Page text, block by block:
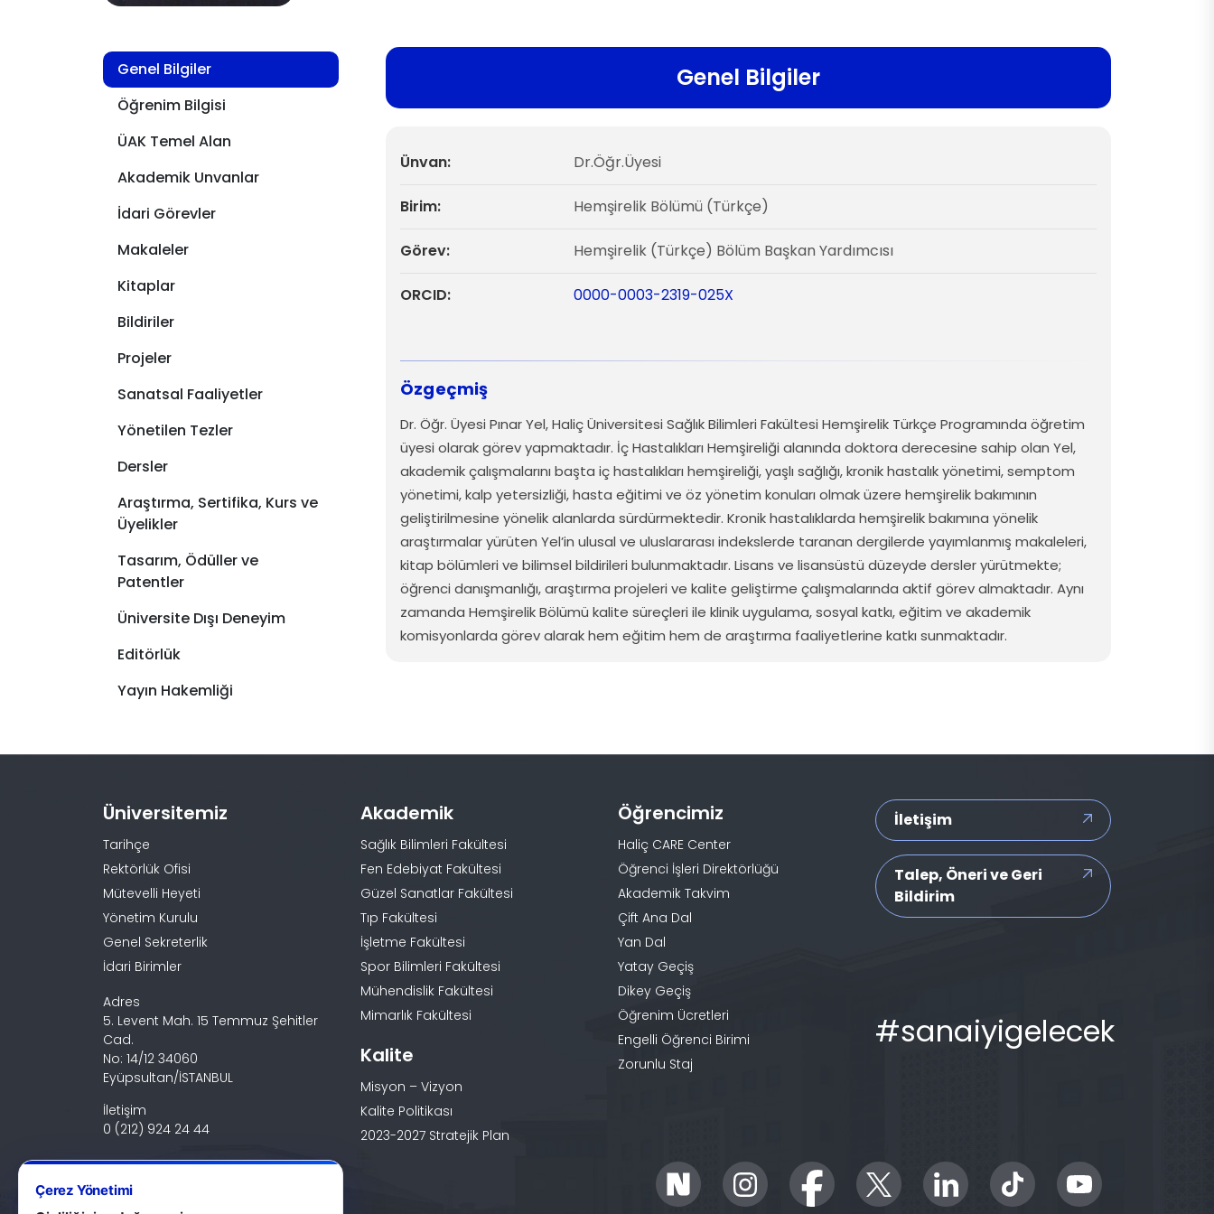
Genel Bilgiler
Öğrenim Bilgisi
ÜAK Temel Alan
Akademik Unvanlar
İdari Görevler
Makaleler
Kitaplar
Bildiriler
Projeler
Sanatsal Faaliyetler
Yönetilen Tezler
Dersler
Araştırma, Sertifika, Kurs ve
Üyelikler
Tasarım, Ödüller ve
Patentler
Üniversite Dışı Deneyim
Editörlük
Yayın Hakemliği
Genel Bilgiler
Ünvan: Dr.Öğr.Üyesi
Birim: Hemşirelik Bölümü (Türkçe)
Görev: Hemşirelik (Türkçe) Bölüm Başkan Yardımcısı
ORCID: 0000-0003-2319-025X
Özgeçmiş
Dr. Öğr. Üyesi Pınar Yel, Haliç Üniversitesi Sağlık Bilimleri Fakültesi Hemşirelik Türkçe Programında öğretim
üyesi olarakgörevyapmaktadır. İçHastalıkları Hemşireliği alanında doktora derecesine sahip olan Yel,
akademikçalışmalarını başta içhastalıkları hemşireliği,yaşlı sağlığı,kronikhastalıkyönetimi,semptom
yönetimi,kalp yetersizliği, hasta eğitimi ve öz yönetim konuları olmaküzere hemşirelikbakımının
geliştirilmesine yönelikalanlarda sürdürmektedir. Kronikhastalıklarda hemşirelikbakımına yönelik
araştırmalaryürüten Yel’in ulusal ve uluslararası indekslerde taranan dergilerde yayımlanmış makaleleri,
kitap bölümleri ve bilimsel bildirileri bulunmaktadır. Lisans ve lisansüstü düzeyde dersleryürütmekte;
öğrenci danışmanlığı,araştırma projeleri ve kalite geliştirme çalışmalarında aktif görevalmaktadır. Aynı
zamanda Hemşirelik Bölümü kalite süreçleri ile klinikuygulama,sosyal katkı,eğitim ve akademik
komisyonlarda görevalarakhem eğitim hem de araştırma faaliyetlerine katkı sunmaktadır.
Üniversitemiz
Tarihçe
Rektörlük Ofisi
Mütevelli Heyeti
Yönetim Kurulu
Genel Sekreterlik
İdari Birimler
Adres
5. Levent Mah. 15 Temmuz Şehitler
Cad.
No: 14/12 34060
Eyüpsultan/İSTANBUL
İletişim
0 (212) 924 24 44
Akademik
Sağlık Bilimleri Fakültesi
Fen Edebiyat Fakültesi
Güzel Sanatlar Fakültesi
Tıp Fakültesi
İşletme Fakültesi
Spor Bilimleri Fakültesi
Mühendislik Fakültesi
Mimarlık Fakültesi
Kalite
Misyon – Vizyon
Kalite Politikası
2023-2027 Stratejik Plan
Öğrencimiz
Haliç CARE Center
Öğrenci İşleri Direktörlüğü
Akademik Takvim
Çift Ana Dal
Yan Dal
Yatay Geçiş
Dikey Geçiş
Öğrenim Ücretleri
Engelli Öğrenci Birimi
Zorunlu Staj
İletişim
Talep, Öneri ve Geri
Bildirim
#sanaiyigelecek
Çerez Yönetimi